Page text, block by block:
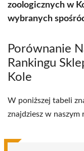
zoologicznych w
wybranych
Porównanie
Rankingu
Kole
W poniższej tabeli
znajdziesz w naszym